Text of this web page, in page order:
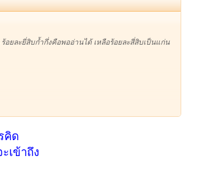
อยละยี่สิบก้ำกึ่งคือพออ่านได้ เหลือร้อยละสี่สิบเป็นแก่น
ะไร
รื่องพระปางห้ามพระญาติ พระพุทธรูปสวย แฝงนัย
คิด
เข้าถึง